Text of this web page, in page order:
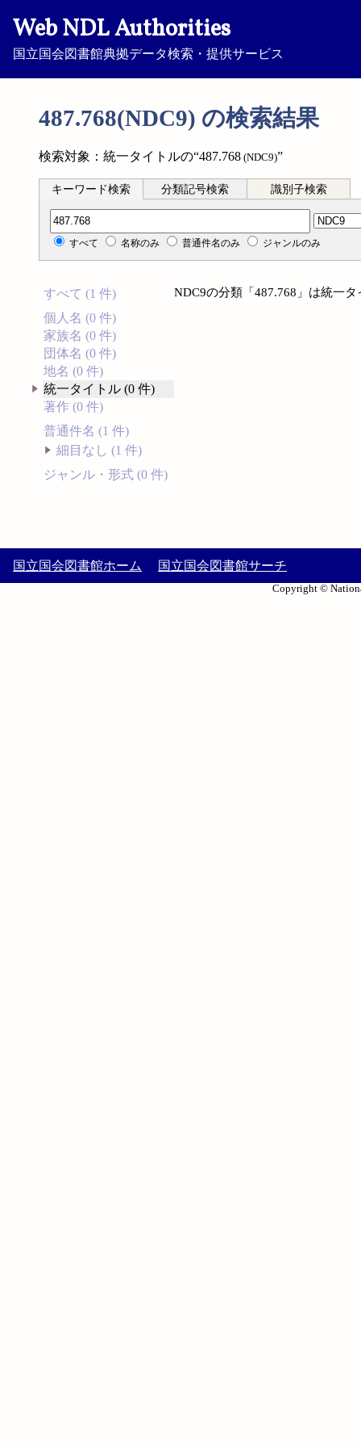
Web NDL Authorities
国立国会図書館典拠データ検索・提供サービス
487.768(NDC9) の検索結果
検索対象：統一タイトルの“487.768 (NDC9)”
キーワード検索 分類記号検索 識別子検索
分類記号検索
すべて 名称のみ 普通件名のみ ジャンルのみ
すべて (1 件)
個人名 (0 件)
家族名 (0 件)
団体名 (0 件)
地名 (0 件)
統一タイトル (0 件)
著作 (0 件)
普通件名 (1 件)
細目なし (1 件)
ジャンル・形式 (0 件)
NDC9の分類「487.768」は統一
国立国会図書館ホーム 国立国会図書館サーチ
Copyright ©